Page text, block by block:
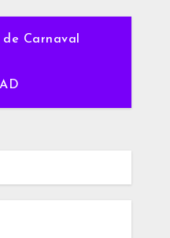
de Carnaval